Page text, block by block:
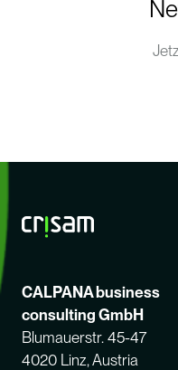
CALPANA business
consulting GmbH
Blumauerstr. 45-47
4020 Linz, Austria